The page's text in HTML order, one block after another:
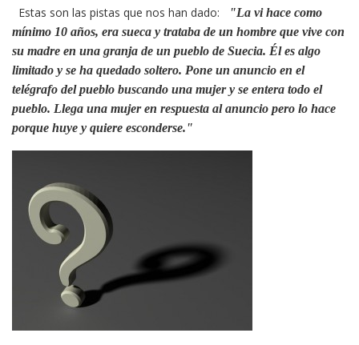
Estas son las pistas que nos han dado:
"La vi hace como
mínimo 10 años, era sueca y trataba de un hombre que vive con
su madre en una granja de un pueblo de Suecia. Él es algo
limitado y se ha quedado soltero. Pone un anuncio en el
telégrafo del pueblo buscando una mujer y se entera todo el
pueblo. Llega una mujer en respuesta al anuncio pero lo hace
porque huye y quiere esconderse."